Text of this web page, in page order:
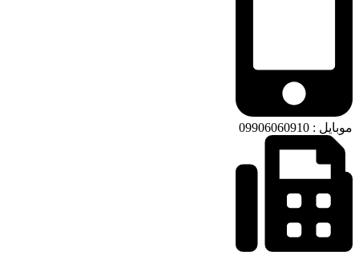
موبایل : 09906060910